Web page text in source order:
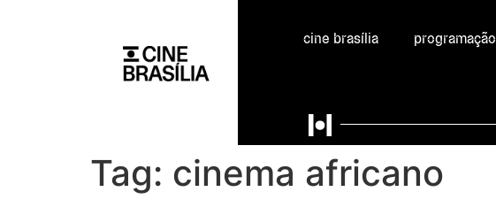
cine brasília programação
Tag: cinema africano